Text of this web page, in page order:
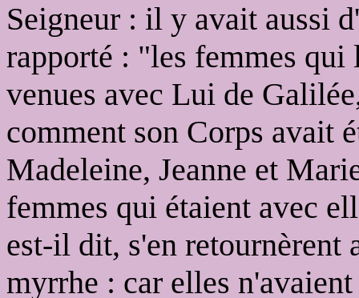
Seigneur : il y avait aussi
rapporté : "les femmes
venues avec Lui de
comment son Corps avait
Madeleine, Jeanne et
femmes qui étaient avec
est-il dit, s'en retournèrent
myrrhe : car elles